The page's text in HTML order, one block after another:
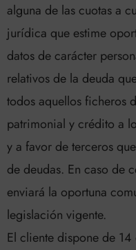
alguna de las cuotas a
jurídica que estime
datos de carácter
relativos de la deuda
todos aquellos ficheros
patrimonial y crédito a
y a favor de terceros
de deudas. En caso de
enviará la oportuna
legislación vigente.
El cliente dispone de